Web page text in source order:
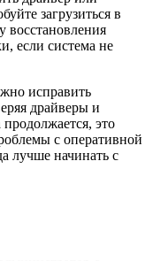
загрузиться в
восстановления
если система не
исправить
драйверы и
это
с оперативной
лучше начинать с